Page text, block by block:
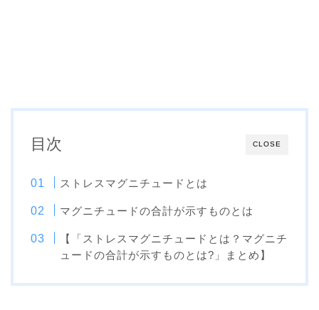
CLOSE
目次
ストレスマグニチュードとは
マグニチュードの合計が示すものとは
【「ストレスマグニチュードとは？マグニチ
ュードの合計が示すものとは?」まとめ】